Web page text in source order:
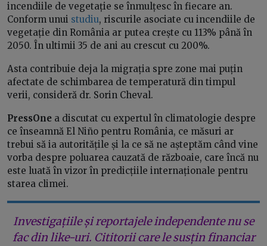
incendiile de vegetație se înmulțesc în fiecare an.
Conform unui studiu, riscurile asociate cu incendiile de
vegetație din România ar putea crește cu 113% până în
2050. În ultimii 35 de ani au crescut cu 200%.
Asta contribuie deja la migrația spre zone mai puțin
afectate de schimbarea de temperatură din timpul
verii, consideră dr. Sorin Cheval.
PressOne a discutat cu expertul în climatologie despre
ce înseamnă El Niño pentru România, ce măsuri ar
trebui să ia autoritățile și la ce să ne așteptăm când vine
vorba despre poluarea cauzată de războaie, care încă nu
este luată în vizor în predicțiile internaționale pentru
starea climei.
Investigațiile și reportajele independente nu se
fac din like-uri. Cititorii care le susțin financiar